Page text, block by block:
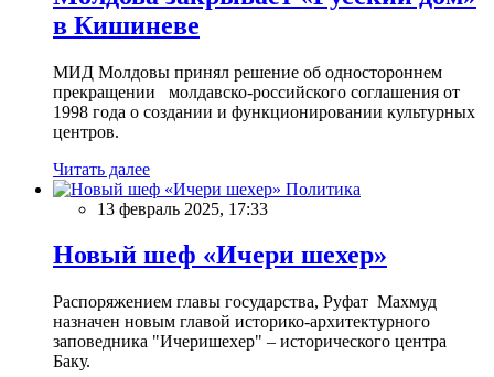
в Кишиневе
МИД Молдовы принял решение об одностороннем
прекращении молдавско-российского соглашения от
1998 года о создании и функционировании культурных
центров.
Читать далее
Политика
13 февраль 2025, 17:33
Новый шеф «Ичери шехер»
Распоряжением главы государства, Руфат Махмуд
назначен новым главой историко-архитектурного
заповедника "Ичеришехер" – исторического центра
Баку.